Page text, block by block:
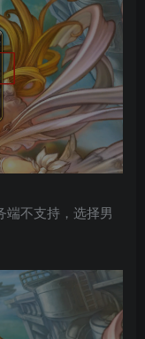
端不支持，选择男